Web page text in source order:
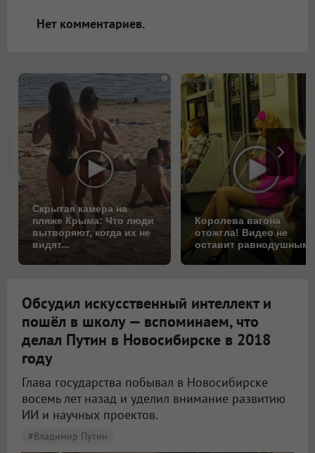
Нет комментариев.
i
Скрытая камера на
пляже Крыма: Что люди
вытворяют, когда их не
видят...
Королева вагона
отожгла! Видео не
оставит равнодушным
Обсудил искусственный интеллект и
пошёл в школу — вспоминаем, что
делал Путин в Новосибирске в 2018
году
Глава государства побывал в Новосибирске
восемь лет назад и уделил внимание развитию
ИИ и научных проектов.
#Владимир Путин